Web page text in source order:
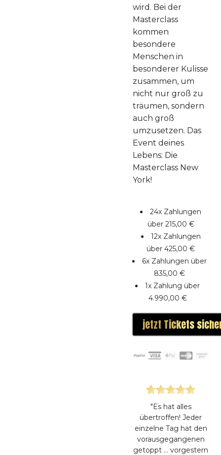
wird. Bei der
Masterclass
kommen
besondere
Menschen in
besonderer Kulisse
zusammen, um
nicht nur groß zu
träumen, sondern
auch groß
umzusetzen. Das
Event deines
Lebens: Die
Masterclass New
York!
24x Zahlungen
über 215,00 €
12x Zahlungen
über 425,00 €
6x Zahlungen über
835,00 €
1x Zahlung über
4.990,00 €
jetzt Tickets
"Es hat alles
übertroffen! Jeder
einzelne Tag hat den
vorausgegangenen
getoppt … vorgestern